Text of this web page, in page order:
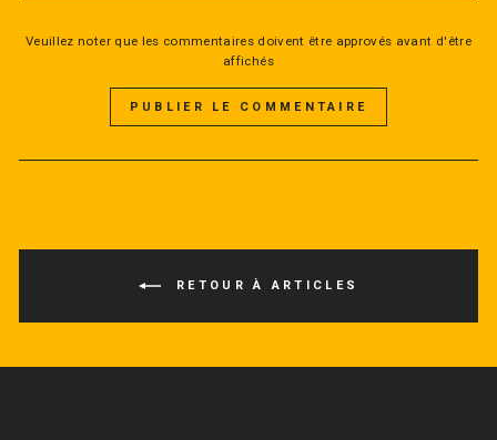
Veuillez noter que les commentaires doivent être approvés avant d'être
affichés
PUBLIER LE COMMENTAIRE
RETOUR À ARTICLES